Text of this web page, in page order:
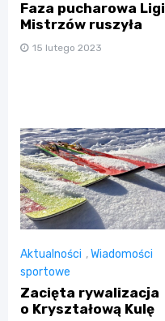
Faza pucharowa Ligi
Mistrzów ruszyła
15 lutego 2023
Aktualności ,Wiadomości
sportowe
Zacięta rywalizacja
o Kryształową Kulę